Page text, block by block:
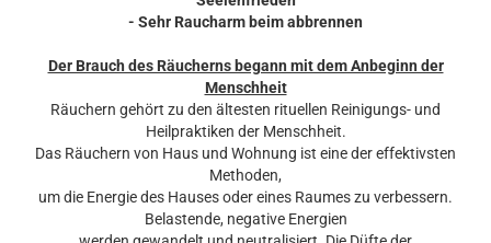
- Sehr Raucharm beim abbrennen
Der Brauch des Räucherns begann mit dem Anbeginn der
Menschheit
Räuchern gehört zu den ältesten rituellen Reinigungs- und
Heilpraktiken der Menschheit.
Das Räuchern von Haus und Wohnung ist eine der effektivsten
Methoden,
um die Energie des Hauses oder eines Raumes zu verbessern.
Belastende, negative Energien